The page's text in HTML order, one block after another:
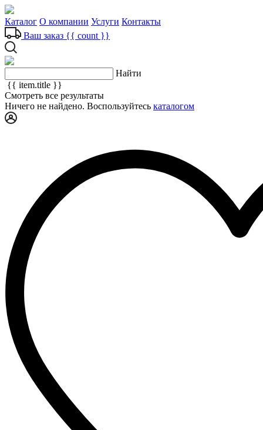
Каталог О компании Услуги Контакты
Ваш заказ {{ count }}
Найти
{{ item.title }}
Смотреть все результаты
Ничего не найдено. Воспользуйтесь каталогом